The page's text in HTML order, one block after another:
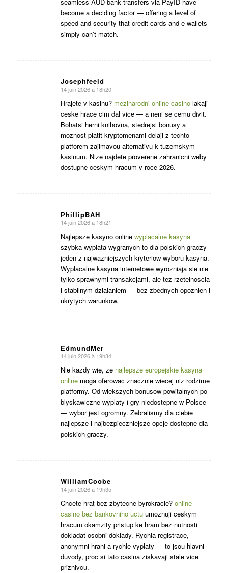
become a deciding factor — offering a level of
speed and security that credit cards and e-wallets
simply can’t match.
Josephfeeld
dit
14 juin 2026 à 18h20
Hrajete v kasinu? mezinarodni online casinolakaji
ceske hrace cim dal vice — a neni se cemu divit.
Bohatsi herni knihovna, stedrejsi bonusy a
moznost platit kryptomenami delaji z techto
platforem zajimavou alternativu k tuzemskym
kasinum. Nize najdete proverene zahranicni weby
dostupne ceskym hracum v roce 2026.
PhillipBAH
dit
14 juin 2026 à 18h21
Najlepsze kasyno online wyplacalne kasyna
szybka wyplata wygranych to dla polskich graczy
jeden z najwazniejszych kryteriow wyboru kasyna.
Wyplacalne kasyna internetowe wyrozniaja sie nie
tylko sprawnymi transakcjami, ale tez rzetelnoscia
i stabilnym dzialaniem — bez zbednych opoznien i
ukrytych warunkow.
EdmundMer
dit
14 juin 2026 à 19h34
Nie kazdy wie, ze najlepsze europejskie kasyna
onlinemoga oferowac znacznie wiecej niz rodzime
platformy. Od wiekszych bonusow powitalnych po
blyskawiczne wyplaty i gry niedostepne w Polsce
— wybor jest ogromny. Zebralismy dla ciebie
najlepsze i najbezpieczniejsze opcje dostepne dla
polskich graczy.
WilliamCoobe
dit
14 juin 2026 à 19h35
Chcete hrat bez zbytecne byrokracie? online
casino bez bankovniho uctuumoznuji ceskym
hracum okamzity pristup ke hram bez nutnosti
dokladat osobni doklady. Rychla registrace,
anonymni hrani a rychle vyplaty — to jsou hlavni
duvody, proc si tato casina ziskavaji stale vice
priznivcu.